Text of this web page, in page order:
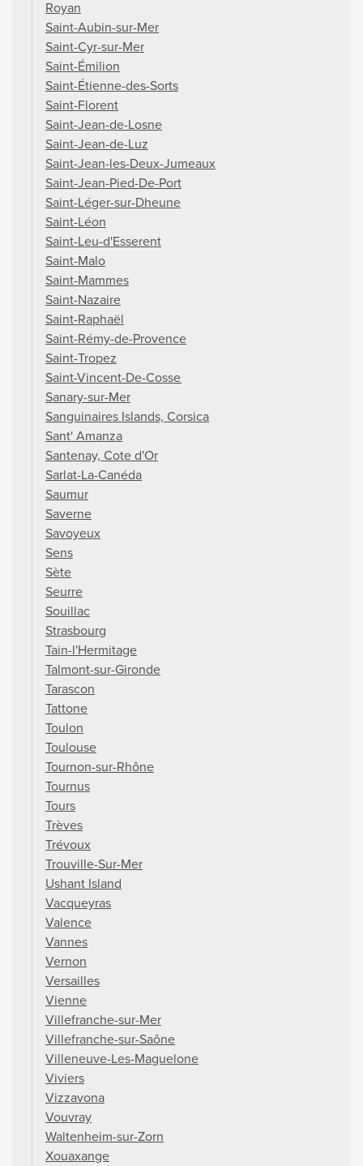
Royan
Saint-Aubin-sur-Mer
Saint-Cyr-sur-Mer
Saint-Émilion
Saint-Étienne-des-Sorts
Saint-Florent
Saint-Jean-de-Losne
Saint-Jean-de-Luz
Saint-Jean-les-Deux-Jumeaux
Saint-Jean-Pied-De-Port
Saint-Léger-sur-Dheune
Saint-Léon
Saint-Leu-d'Esserent
Saint-Malo
Saint-Mammes
Saint-Nazaire
Saint-Raphaël
Saint-Rémy-de-Provence
Saint-Tropez
Saint-Vincent-De-Cosse
Sanary-sur-Mer
Sanguinaires Islands, Corsica
Sant' Amanza
Santenay, Cote d'Or
Sarlat-La-Canéda
Saumur
Saverne
Savoyeux
Sens
Sète
Seurre
Souillac
Strasbourg
Tain-l'Hermitage
Talmont-sur-Gironde
Tarascon
Tattone
Toulon
Toulouse
Tournon-sur-Rhône
Tournus
Tours
Trèves
Trévoux
Trouville-Sur-Mer
Ushant Island
Vacqueyras
Valence
Vannes
Vernon
Versailles
Vienne
Villefranche-sur-Mer
Villefranche-sur-Saône
Villeneuve-Les-Maguelone
Viviers
Vizzavona
Vouvray
Waltenheim-sur-Zorn
Xouaxange